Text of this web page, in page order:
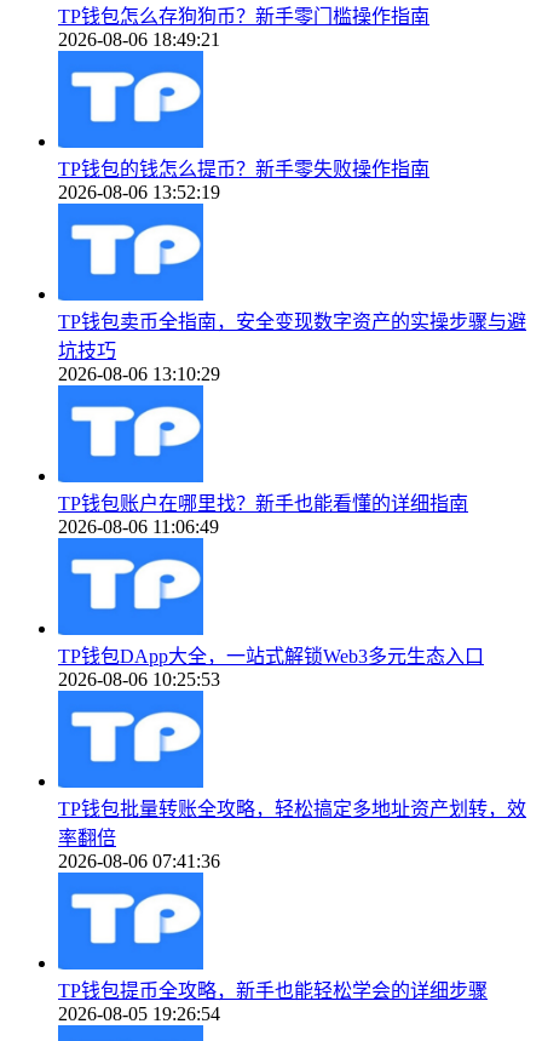
TP钱包怎么存狗狗币？新手零门槛操作指南
2026-08-06 18:49:21
TP钱包的钱怎么提币？新手零失败操作指南
2026-08-06 13:52:19
TP钱包卖币全指南，安全变现数字资产的实操步骤与避
坑技巧
2026-08-06 13:10:29
TP钱包账户在哪里找？新手也能看懂的详细指南
2026-08-06 11:06:49
TP钱包DApp大全，一站式解锁Web3多元生态入口
2026-08-06 10:25:53
TP钱包批量转账全攻略，轻松搞定多地址资产划转，效
率翻倍
2026-08-06 07:41:36
TP钱包提币全攻略，新手也能轻松学会的详细步骤
2026-08-05 19:26:54